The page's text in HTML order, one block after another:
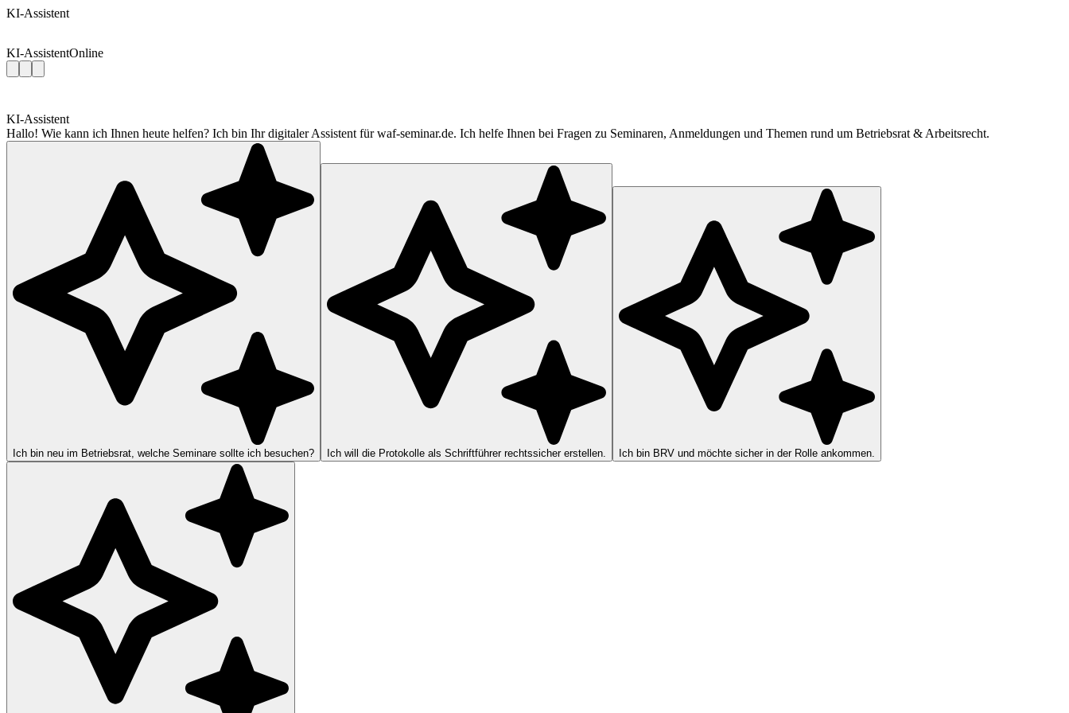
KI-Assistent
KI-AssistentOnline
KI-Assistent
Hallo! Wie kann ich Ihnen heute helfen? Ich bin Ihr digitaler Assistent für waf-seminar.de. Ich helfe Ihnen bei Fragen zu Seminaren, Anmeldungen und Themen rund um Betriebsrat & Arbeitsrecht.
Ich bin neu im Betriebsrat, welche Seminare sollte ich besuchen? Ich will die Protokolle als Schriftführer rechtssicher erstellen. Ich bin BRV und möchte sicher in der Rolle ankommen.